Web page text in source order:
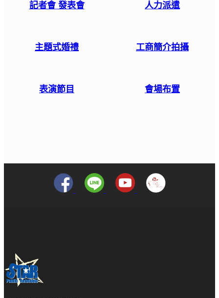
記者會 發表會 人力派遣
主題式婚禮 工商簡介拍攝
表演節目 會場布置